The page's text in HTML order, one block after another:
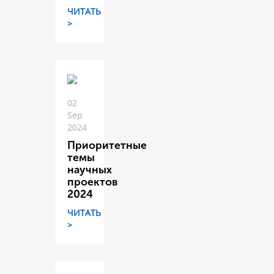
ЧИТАТЬ
>
02
Sep
2024
Приоритетные
темы
научных
проектов
2024
ЧИТАТЬ
>